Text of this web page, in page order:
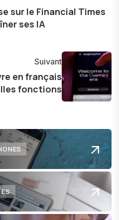
et à naviguer
en constante
sur le Financial Times
ses IA
Suivant
en français
fonctions